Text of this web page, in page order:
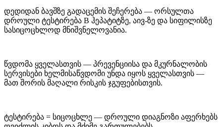
დედიდან ბავშზე გადაცემის შეჩერება — ორსულთა
დროული ტესტირება B ჰეპატიტზე, აივ-ზე და სიფილისზე
სასიცოცხლოდ მნიშვნელოვანია.
წვდომა ყველასთვის — პრევენციისა და მკურნალობის
სერვისები ხელმისაწვდომი უნდა იყოს ყველასთვის —
მათ შორის მაღალი რისკის ჯგუფებისთვის.
ტესტირება = სიცოცხლე — დროული დიაგნოზი აფერხებს